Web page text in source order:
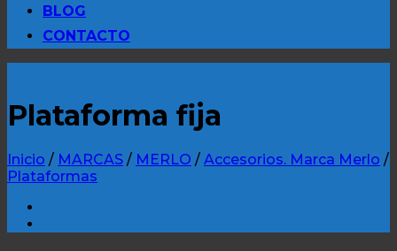
BLOG
CONTACTO
Plataforma fija
Inicio / MARCAS / MERLO / Accesorios. Marca Merlo /
Plataformas